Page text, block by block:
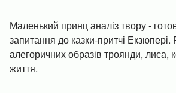
Маленький принц аналіз твору -
запитання до казки-притчі Екзюпері.
алегоричних образів троянди, лиса,
життя.